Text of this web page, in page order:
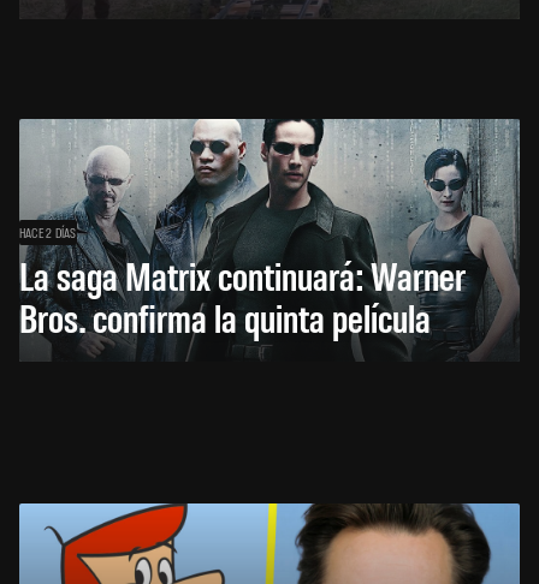
HACE 2 DÍAS
La saga Matrix continuará: Warner
Bros. confirma la quinta película